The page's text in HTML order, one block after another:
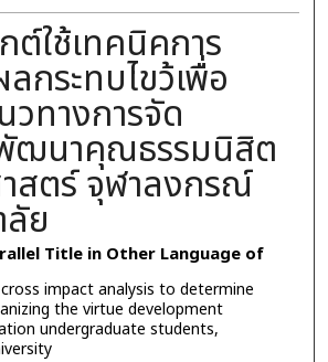
ต์ใช้เทคนิคการ
ลกระทบไขว้เพื่อ
ทางการจัด
ฒนาคุณธรรมนิสิต
สตร์ จุฬาลงกรณ์
ย
Title in Other Language of
impact analysis to determine
the virtue development
undergraduate students,